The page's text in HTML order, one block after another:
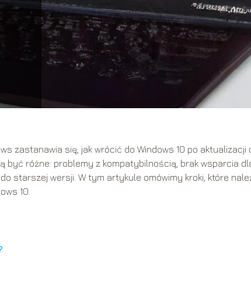
zastanawia się, jak wrócić do Windows 10 po aktualizacji
być różne: problemy z kompatybilnością, brak wsparcia
starszej wersji. W tym artykule omówimy kroki, które
10.